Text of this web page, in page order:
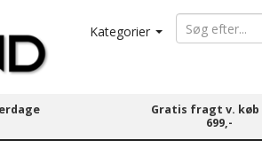
Kategorier
Gratis fragt v. køb
699,-